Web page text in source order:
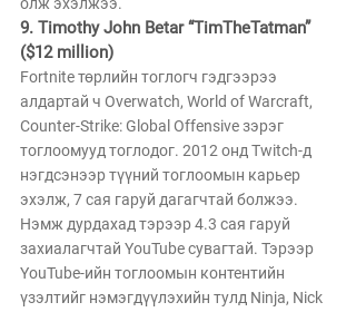
9. Timothy John Betar “TimTheTatman”
($12 million)
Fortnite төрлийн тоглогч гэдгээрээ
алдартай ч Overwatch, World of Warcraft,
Counter-Strike: Global Offensive зэрэг
тоглоомууд тоглодог. 2012 онд Twitch-д
нэгдсэнээр түүний тоглоомын карьер
эхэлж, 7 сая гаруй дагагчтай болжээ.
Нэмж дурдахад тэрээр 4.3 сая гаруй
захиалагчтай YouTube сувагтай. Тэрээр
YouTube-ийн тоглоомын контентийн
үзэлтийг нэмэгдүүлэхийн тулд Ninja, Nick